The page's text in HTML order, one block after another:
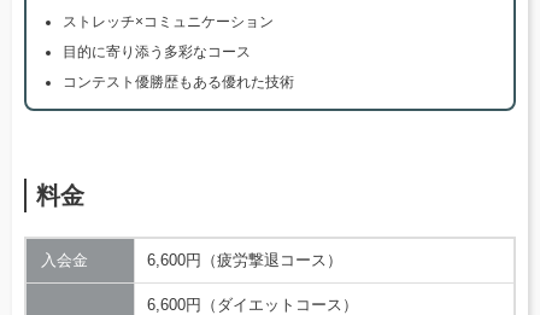
ストレッチ×コミュニケーション
目的に寄り添う多彩なコース
コンテスト優勝歴もある優れた技術
料金
入会金 6,600円（疲労撃退コース）
6,600円（ダイエットコース）